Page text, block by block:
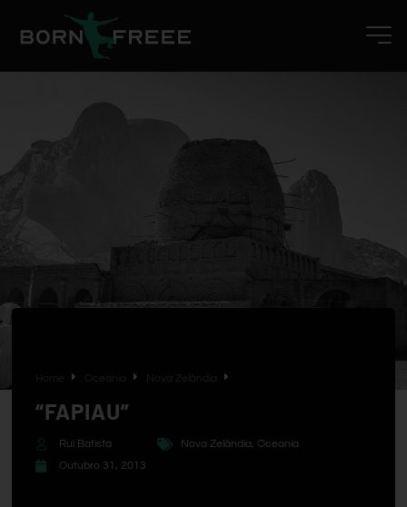
Nova Zelândia
“FAPIAU”
Rui Batista Nova Zelândia, Oceania
Outubro 31, 2013